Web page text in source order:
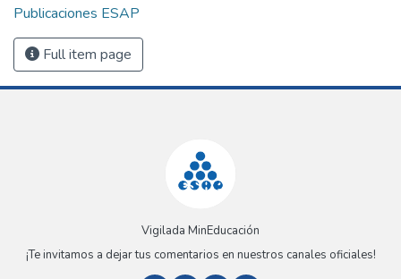
Publicaciones ESAP
Full item page
Vigilada MinEducación
¡Te invitamos a dejar tus comentarios en nuestros canales oficiales!